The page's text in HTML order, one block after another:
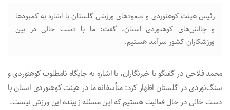
رئیس هیئت کوهنوردی و صعودهای ورزشی گلستان با اشاره به کمبودها
و چالش‌های کوهنوردی استان، گفت: ما با دست خالی در بین
ورزشکاران کشور سرآمد هستیم.
محمد فلاحی در گفتگو با خبرنگاران، با اشاره به جایگاه نامطلوب کوهنوردی و
سنگ‌نوردی در گلستان اظهار کرد: متأسفانه ما در هیئت کوهنوردی استان با
دست خالی در حال فعالیت هستیم که این مسئله زیبنده این ورزش نیست.